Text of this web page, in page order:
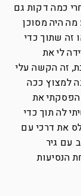
כמה דקות גם
מה היה מסוכן
זה שתוך כדי
לי את
זה הקשה עלי
למצוץ ככה
הפסקתי את
לה תוך כדי
את דרכי עם
עם גיר
הנסיעות